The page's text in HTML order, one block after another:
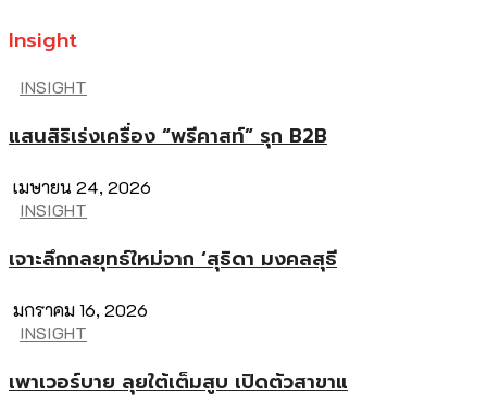
Insight
INSIGHT
แสนสิริเร่งเครื่อง “พรีคาสท์” รุก B2B
เมษายน 24, 2026
INSIGHT
เจาะลึกกลยุทธ์ใหม่จาก ‘สุธิดา มงคลสุธี
มกราคม 16, 2026
INSIGHT
เพาเวอร์บาย ลุยใต้เต็มสูบ เปิดตัวสาขาแ